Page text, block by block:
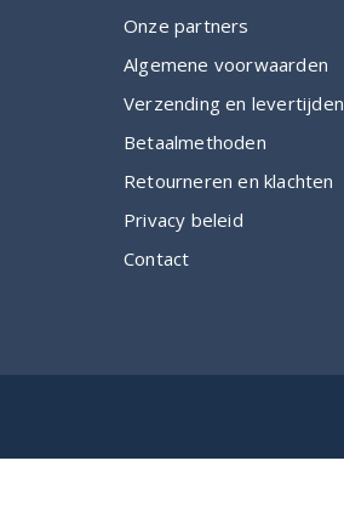
Onze partners
Algemene voorwaarden
Verzending en levertijden
Betaalmethoden
Retourneren en klachten
Privacy beleid
Contact